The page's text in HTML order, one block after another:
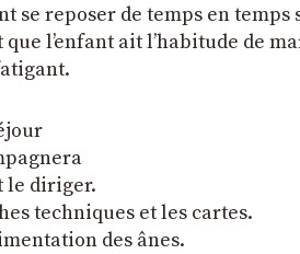
reposer de temps en temps
l’enfant ait l’habitude de
le diriger.
techniques et les cartes.
des ânes.